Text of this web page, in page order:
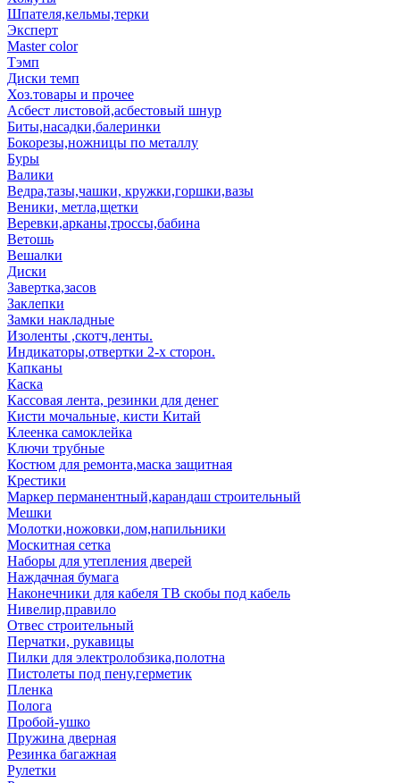
Шпателя,кельмы,терки
Эксперт
Master color
Тэмп
Диски темп
Хоз.товары и прочее
Асбест листовой,асбестовый шнур
Биты,насадки,балеринки
Бокорезы,ножницы по металлу
Буры
Валики
Ведра,тазы,чашки, кружки,горшки,вазы
Веники, метла,щетки
Веревки,арканы,троссы,бабина
Ветошь
Вешалки
Диски
Завертка,засов
Заклепки
Замки накладные
Изоленты ,скотч,ленты.
Индикаторы,отвертки 2-х сторон.
Капканы
Каска
Кассовая лента, резинки для денег
Кисти мочальные, кисти Китай
Клеенка самоклейка
Ключи трубные
Костюм для ремонта,маска защитная
Крестики
Маркер перманентный,карандаш строительный
Мешки
Молотки,ножовки,лом,напильники
Москитная сетка
Наборы для утепления дверей
Наждачная бумага
Наконечники для кабеля ТВ скобы под кабель
Нивелир,правило
Отвес строительный
Перчатки, рукавицы
Пилки для электролобзика,полотна
Пистолеты под пену,герметик
Пленка
Полога
Пробой-ушко
Пружина дверная
Резинка багажная
Рулетки